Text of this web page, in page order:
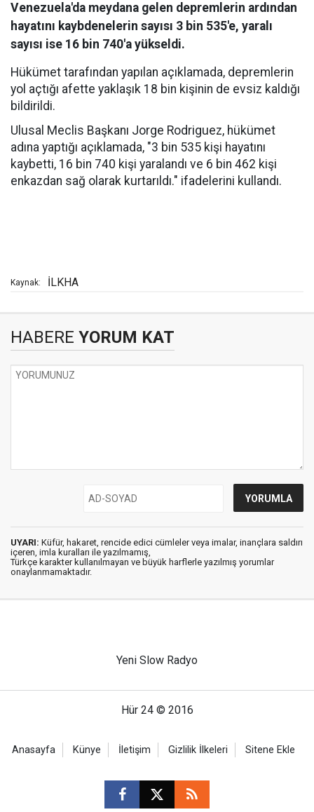
Venezuela'da meydana gelen depremlerin ardından
hayatını kaybdenelerin sayısı 3 bin 535'e, yaralı
sayısı ise 16 bin 740'a yükseldi.
Hükümet tarafından yapılan açıklamada, depremlerin
yol açtığı afette yaklaşık 18 bin kişinin de evsiz kaldığı
bildirildi.
Ulusal Meclis Başkanı Jorge Rodriguez, hükümet
adına yaptığı açıklamada, "3 bin 535 kişi hayatını
kaybetti, 16 bin 740 kişi yaralandı ve 6 bin 462 kişi
enkazdan sağ olarak kurtarıldı." ifadelerini kullandı.
Kaynak: İLKHA
HABERE YORUM KAT
UYARI: Küfür, hakaret, rencide edici cümleler veya imalar, inançlara saldırı
içeren, imla kuralları ile yazılmamış,
Türkçe karakter kullanılmayan ve büyük harflerle yazılmış yorumlar
onaylanmamaktadır.
Yeni Slow Radyo
Hür 24 © 2016
Anasayfa Künye İletişim Gizlilik İlkeleri Sitene Ekle